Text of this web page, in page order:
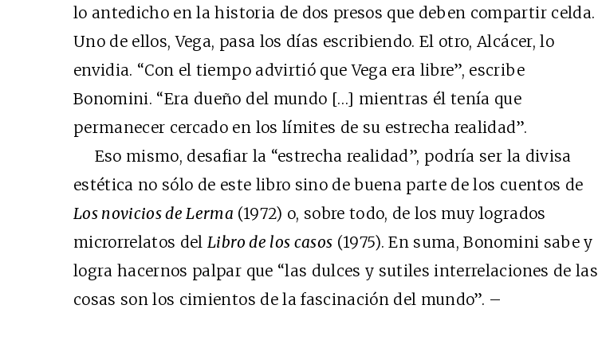
lo antedicho en la historia de dos presos que deben compartir celda.
Uno de ellos, Vega, pasa los días escribiendo. El otro, Alcácer, lo
envidia. “Con el tiempo advirtió que Vega era libre”, escribe
Bonomini. “Era dueño del mundo […] mientras él tenía que
permanecer cercado en los límites de su estrecha realidad”.
Eso mismo, desafiar la “estrecha realidad”, podría ser la divisa
estética no sólo de este libro sino de buena parte de los cuentos de
Los novicios de Lerma (1972) o, sobre todo, de los muy logrados
microrrelatos delLibro de los casos (1975). En suma, Bonomini sabe y
logra hacernos palpar que “las dulces y sutiles interrelaciones de las
cosas son los cimientos de la fascinación del mundo”. –